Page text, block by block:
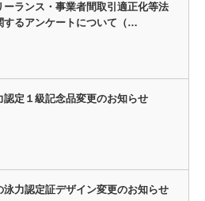
ーランス・事業者間取引適正化等法
するアンケートについて（…
認定１級記念品変更のお知らせ
泳力認定証デザイン変更のお知らせ